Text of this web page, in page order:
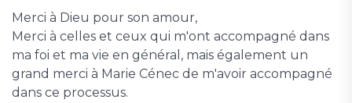
Merci à Dieu pour son amour,
Merci à celles et ceux qui m'ont accompagné dans
ma foi et ma vie en général, mais également un
grand merci à Marie Cénec de m'avoir accompagné
dans ce processus.